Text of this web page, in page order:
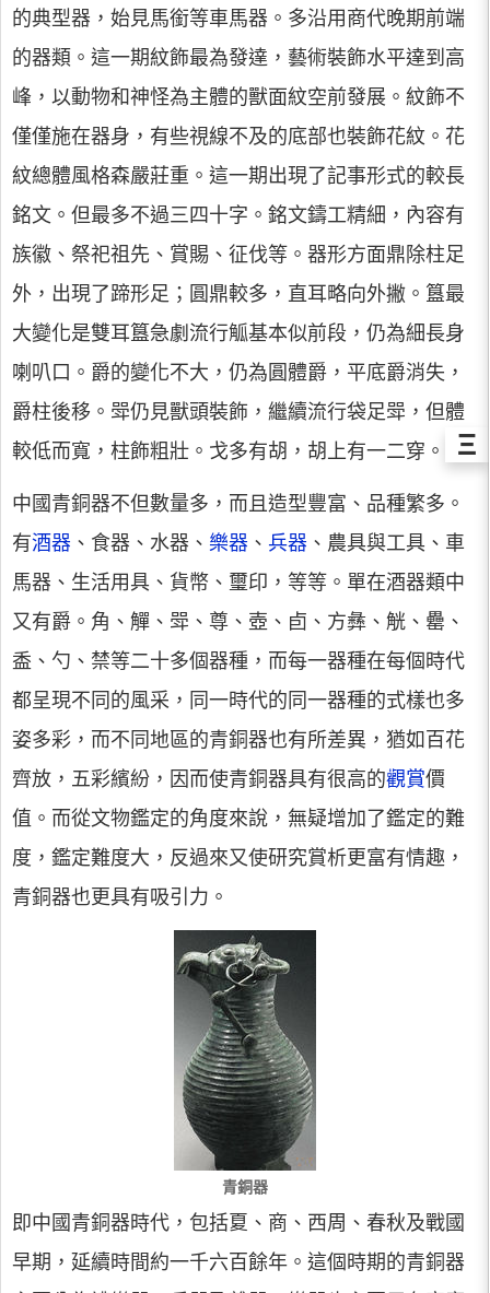
的典型器，始見馬銜等車馬器。多沿用商代晚期前端
的器類。這一期紋飾最為發達，藝術裝飾水平達到高
峰，以動物和神怪為主體的獸面紋空前發展。紋飾不
僅僅施在器身，有些視線不及的底部也裝飾花紋。花
紋總體風格森嚴莊重。這一期出現了記事形式的較長
銘文。但最多不過三四十字。銘文鑄工精細，內容有
族徽、祭祀祖先、賞賜、征伐等。器形方面鼎除柱足
外，出現了蹄形足；圓鼎較多，直耳略向外撇。簋最
大變化是雙耳簋急劇流行觚基本似前段，仍為細長身
喇叭口。爵的變化不大，仍為圓體爵，平底爵消失，
爵柱後移。斝仍見獸頭裝飾，繼續流行袋足斝，但體
較低而寬，柱飾粗壯。戈多有胡，胡上有一二穿。
中國青銅器不但數量多，而且造型豐富、品種繁多。
有酒器 、食器、水器、 樂器 、 兵器 、農具與工具、車
馬器、生活用具、貨幣、璽印，等等。單在酒器類中
又有爵。角、觶、斝、尊、壺、卣、方彝、觥、罍、
盉、勺、禁等二十多個器種，而每一器種在每個時代
都呈現不同的風采，同一時代的同一器種的式樣也多
姿多彩，而不同地區的青銅器也有所差異，猶如百花
齊放，五彩繽紛，因而使青銅器具有很高的觀賞價
值。而從文物鑑定的角度來說，無疑增加了鑑定的難
度，鑑定難度大，反過來又使研究賞析更富有情趣，
青銅器也更具有吸引力。
青銅器
即中國青銅器時代，包括夏、商、西周、春秋及戰國
早期，延續時間約一千六百餘年。這個時期的青銅器
Ξ